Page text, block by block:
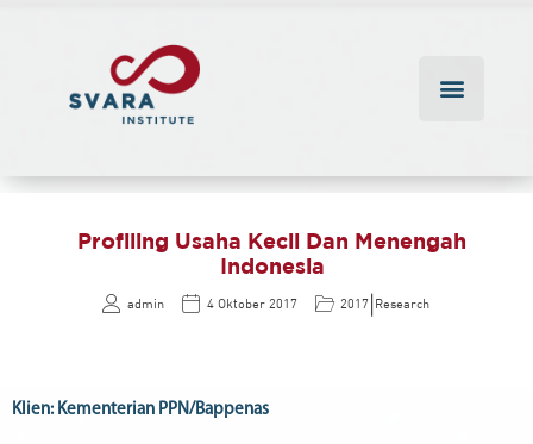
Profiling Usaha Kecil Dan Menengah
Indonesia
admin 4 Oktober 2017 2017 Research
Klien: Kementerian PPN/Bappenas